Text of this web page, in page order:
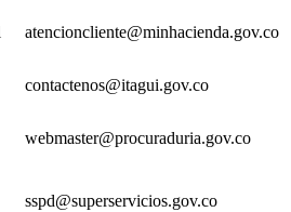
atencioncliente@minhacienda.gov.co
contactenos@itagui.gov.co
webmaster@procuraduria.gov.co
sspd@superservicios.gov.co